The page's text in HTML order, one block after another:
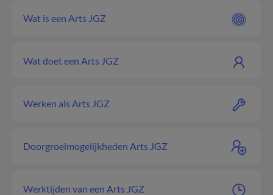
Wat is een Arts JGZ
Wat doet een Arts JGZ
Werken als Arts JGZ
Doorgroeimogelijkheden Arts JGZ
Werktijden van een Arts JGZ